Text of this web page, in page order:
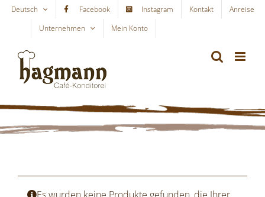
Skip
content
Deutsch Facebook Instagram Kontakt
Anreise
Unternehmen
Mein Konto